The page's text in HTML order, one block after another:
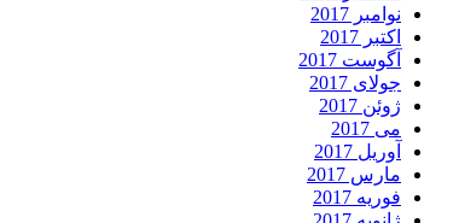
نوامبر 2017
اکتبر 2017
آگوست 2017
جولای 2017
ژوئن 2017
می 2017
آوریل 2017
مارس 2017
فوریه 2017